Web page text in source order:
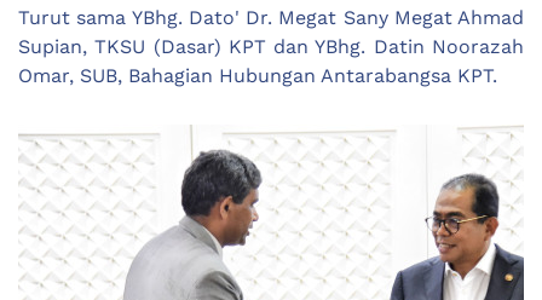
Turut sama YBhg. Dato' Dr. Megat Sany Megat Ahmad
Supian, TKSU (Dasar) KPT dan YBhg. Datin Noorazah
Omar, SUB, Bahagian Hubungan Antarabangsa KPT.